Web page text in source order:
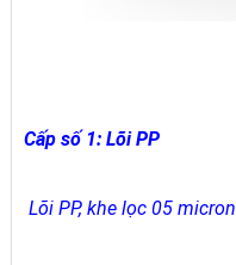
Cấp số 1: Lõi PP
Lõi PP, khe lọc 05 micron